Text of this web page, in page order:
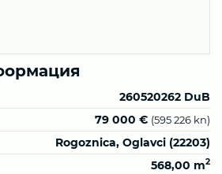
260520262 DuB
79 000 € (595 226 kn)
Rogoznica, Oglavci (22203)
568,00 m2